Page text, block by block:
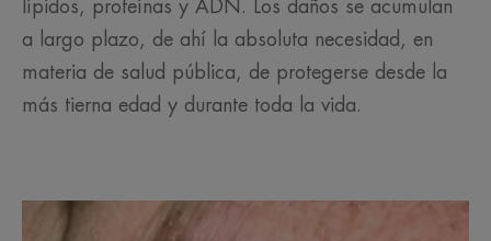
lípidos, proteínas y ADN. Los daños se acumulan
a largo plazo, de ahí la absoluta necesidad, en
materia de salud pública, de protegerse desde la
más tierna edad y durante toda la vida.